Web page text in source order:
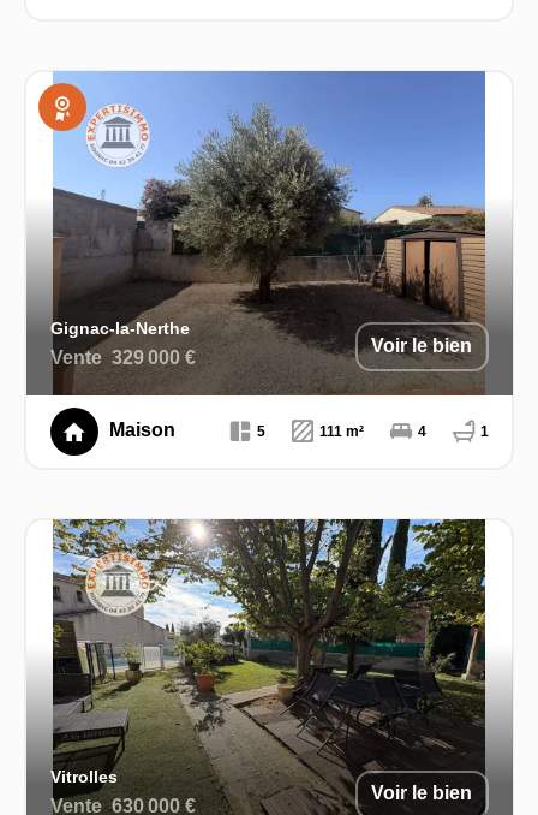
Exclusivité
Gignac-la-Nerthe
Vente 329 000 €
Voir le bien
Maison 5 111 m² 4 1
Vitrolles
Vente 630 000 €
Voir le bien